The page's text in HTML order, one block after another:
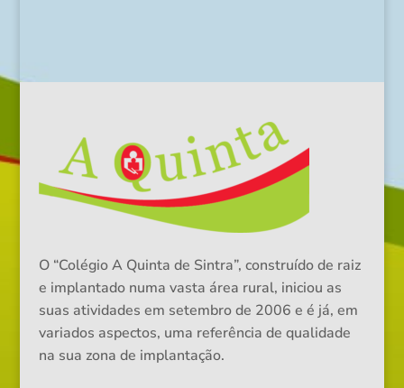
O “Colégio A Quinta de Sintra”, construído de raiz
e implantado numa vasta área rural, iniciou as
suas atividades em setembro de 2006 e é já, em
variados aspectos, uma referência de qualidade
na sua zona de implantação.